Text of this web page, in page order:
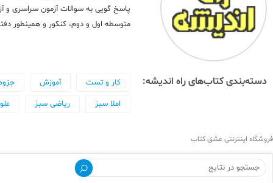
پاسخ گویی به سوالات آزمون سراسری و
متوسطه اول و دوم، کنکور و همینطور
دسته‌بندی کتاب‌های راه اندیشه: کار و تست آموزش
املا سبز
ریاضی سبز
فروشگاه اینترنتی عشق کتاب